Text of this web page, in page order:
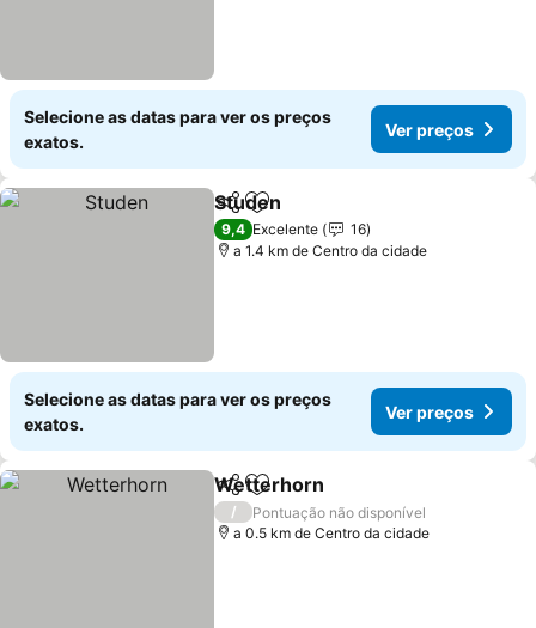
Selecione as datas para ver os preços
exatos.
Ver preços
PartilharAdicionar aos favoritos
Studen
9,4 Excelente
16
a 1.4 km de Centro da cidade
Selecione as datas para ver os preços
exatos.
Ver preços
PartilharAdicionar aos favoritos
Wetterhorn
/
Pontuação não disponível
a 0.5 km de Centro da cidade